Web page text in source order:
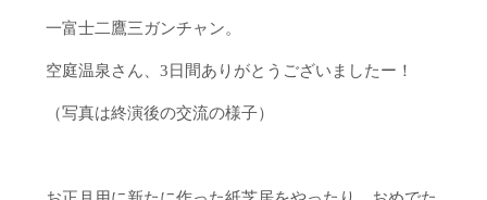
一富士二鷹三ガンチャン。
空庭温泉さん、3日間ありがとうございましたー！
（写真は終演後の交流の様子）